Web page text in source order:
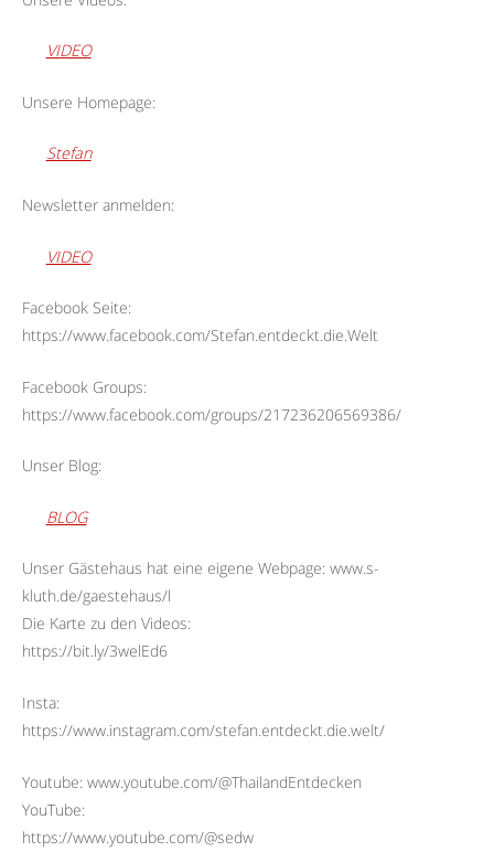
VIDEO
Unsere Homepage:
Stefan
Newsletter anmelden:
VIDEO
Facebook Seite:
https://www.facebook.com/Stefan.entdeckt.die.Welt
Facebook Groups:
https://www.facebook.com/groups/217236206569386/
Unser Blog:
BLOG
Unser Gästehaus hat eine eigene Webpage: www.s-
kluth.de/gaestehaus/l
Die Karte zu den Videos:
https://bit.ly/3welEd6
Insta:
https://www.instagram.com/stefan.entdeckt.die.welt/
Youtube: www.youtube.com/@ThailandEntdecken
YouTube:
https://www.youtube.com/@sedw